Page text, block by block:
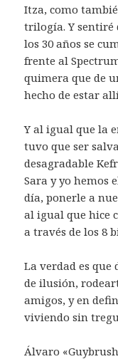
Itza, como
trilogía. Y sentiré
los 30 años se
frente al
quimera que de
hecho de estar
Y al igual que la
tuvo que ser
desagradable
Sara y yo hemos
día, ponerle a
al igual que hice
a través de los 8
La verdad es que
de ilusión,
amigos, y en
viviendo sin
Álvaro